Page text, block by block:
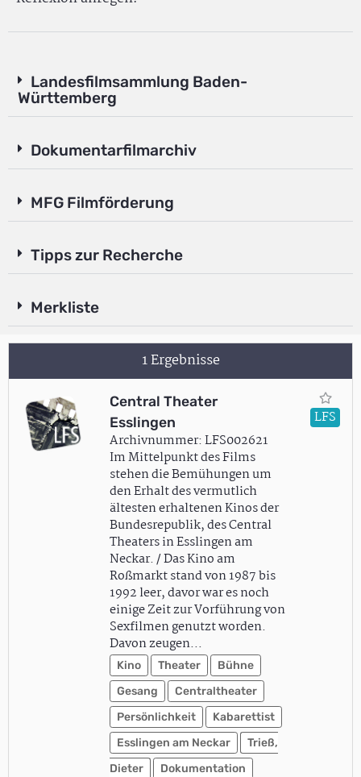
Landesfilmsammlung Baden-
Württemberg
Dokumentarfilmarchiv
MFG Filmförderung
Tipps zur Recherche
Merkliste
1 Ergebnisse
Central Theater
Esslingen
Archivnummer: LFS002621
Im Mittelpunkt des Films
stehen die Bemühungen um
den Erhalt des vermutlich
ältesten erhaltenen Kinos der
Bundesrepublik, des Central
Theaters in Esslingen am
Neckar. / Das Kino am
Roßmarkt stand von 1987 bis
1992 leer, davor war es noch
einige Zeit zur Vorführung von
Sexfilmen genutzt worden.
Davon zeugen…
Kino Theater
Bühne
Gesang
Centraltheater
Persönlichkeit
Kabarettist
Esslingen am Neckar
Trieß,
Dieter
Dokumentation
LFS